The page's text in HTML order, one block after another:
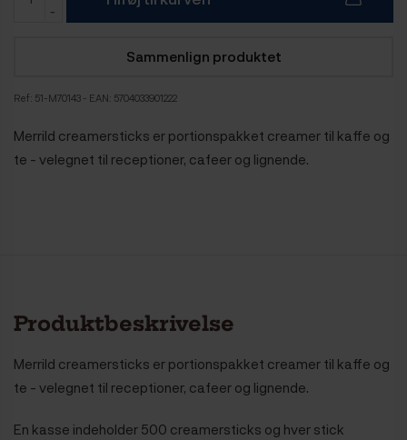
Sammenlign produktet
Ref: 51-M70143 - EAN: 5704033901222
Merrild creamersticks er portionspakket creamer til kaffe og
te - velegnet til receptioner, cafeer og lignende.
Produktbeskrivelse
Merrild creamersticks er portionspakket creamer til kaffe og
te - velegnet til receptioner, cafeer og lignende.
En kasse indeholder 500 creamersticks og hver stick